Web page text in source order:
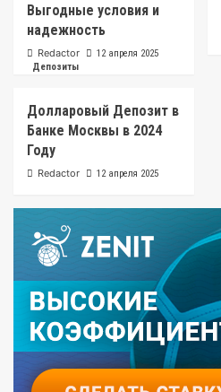
Выгодные условия и
надежность
Redactor 12 апреля 2025
Депозиты
Долларовый Депозит в
Банке Москвы в 2024
Году
Redactor 12 апреля 2025